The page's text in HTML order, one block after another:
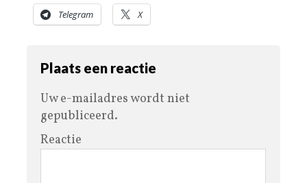
Telegram X
Plaats een reactie
Uw e-mailadres wordt niet
gepubliceerd.
Reactie